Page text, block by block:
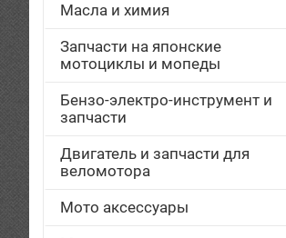
Масла и химия
Запчасти на японские
мотоциклы и мопеды
Бензо-электро-инструмент и
запчасти
Двигатель и запчасти для
веломотора
Мото аксессуары